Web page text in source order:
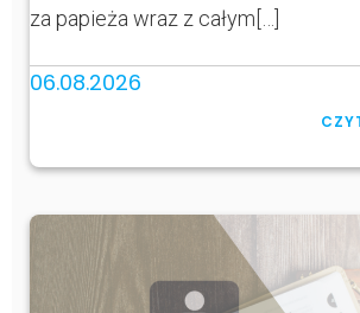
za papieża wraz z całym[…]
06.08.2026